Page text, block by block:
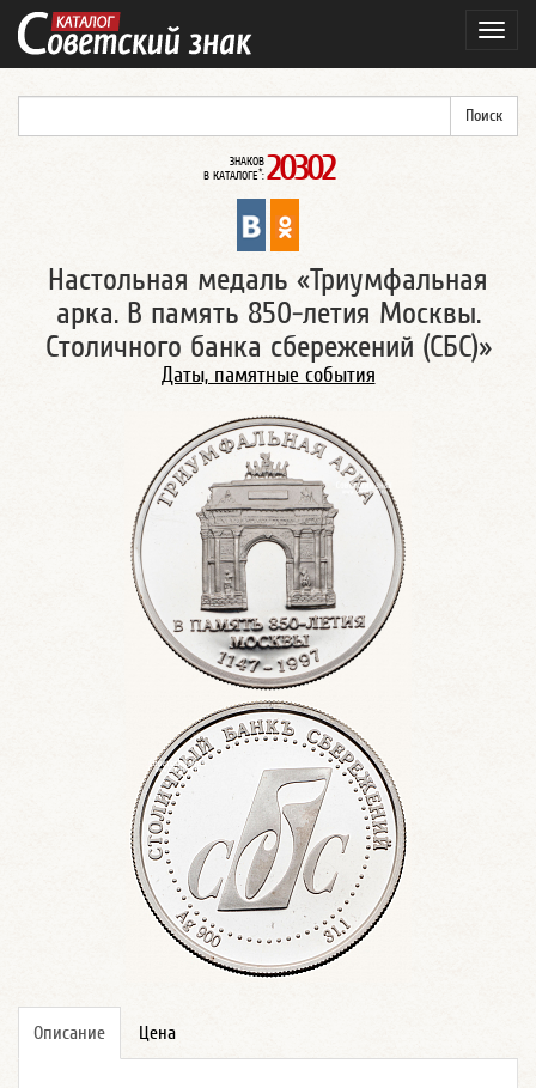
ЗНАКОВ
В КАТАЛОГЕ*: 20302
Настольная медаль «Триумфальная
арка. В память 850-летия Москвы.
Столичного банка сбережений (СБС)»
Даты, памятные события
Описание Цена